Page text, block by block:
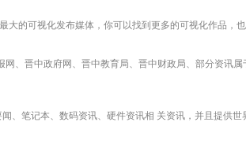
大的可视化发布媒体，你可以找到更多的可视化作品，
、晋中政府网、晋中教育局、晋中财政局、部分资讯
、笔记本、数码资讯、硬件资讯相 关资讯，并且提供世